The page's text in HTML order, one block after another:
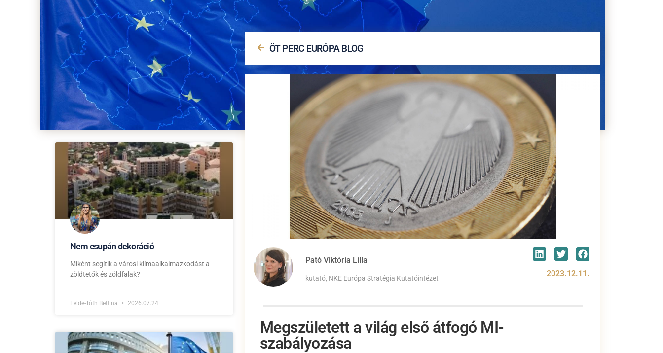
Nem csupán dekoráció
Miként segítik a városi klímaalkalmazkodást a
zöldtetők és zöldfalak?
Felde-Tóth Bettina 2026.07.24.
ÖT PERC EURÓPA BLOG
Pató Viktória Lilla
kutató, NKE Európa Stratégia Kutatóintézet 2023.12.11.
Megszületett a világ első átfogó MI-
szabályozása